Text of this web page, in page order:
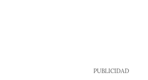
PUBLICIDAD